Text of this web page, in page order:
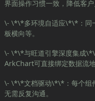
界面操作习惯一致，降低客户
\- \*\*多环境自适应\*\*：同
板横向等。
\- \*\*与旺道引擎深度集成
ArkChart可直接绑定数据流
\- \*\*文档驱动\*\*：每个组
无需反复沟通。